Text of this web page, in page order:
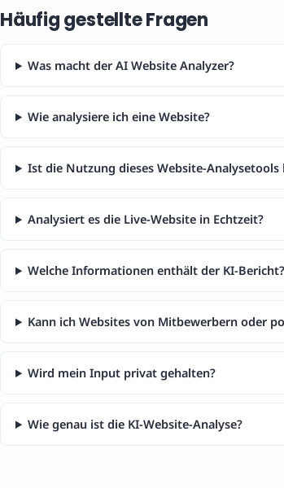
Häufig gestellte Fragen
Was macht der AI Website Analyzer?
Wie analysiere ich eine Website?
Ist die Nutzung dieses Website-Analysetools
Analysiert es die Live-Website in Echtzeit?
Welche Informationen enthält der KI-Bericht?
Kann ich Websites von Mitbewerbern oder
Wird mein Input privat gehalten?
Wie genau ist die KI-Website-Analyse?